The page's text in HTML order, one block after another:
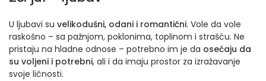
U ljubavi su velikodušni, odani i romantični. Vole da vole
raskošno – sa pažnjom, poklonima, toplinom i strašću. Ne
pristaju na hladne odnose – potrebno im je da osećaju da
su voljeni i potrebni, ali i da imaju prostor za izražavanje
svoje ličnosti.